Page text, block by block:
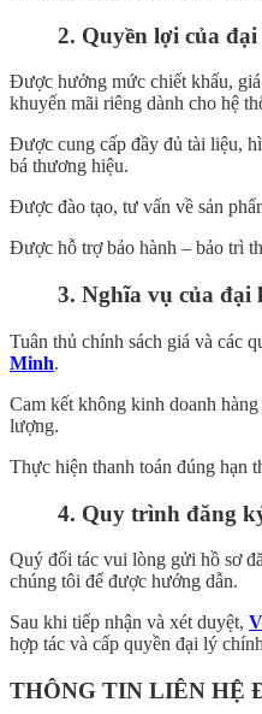
2. Quyền lợi của
Được hưởng mức chiết khấu,
khuyến mãi riêng dành cho hệ
Được cung cấp đầy đủ tài liệu,
bá thương hiệu.
Được đào tạo, tư vấn về sản
Được hỗ trợ bảo hành – bảo trì
3. Nghĩa vụ của đại
Tuân thủ chính sách giá và các
Minh.
Cam kết không kinh doanh
lượng.
Thực hiện thanh toán đúng hạn
4. Quy trình đăng
Quý đối tác vui lòng gửi hồ sơ
chúng tôi để được hướng dẫn.
Sau khi tiếp nhận và xét duyệt,
hợp tác và cấp quyền đại lý
THÔNG TIN LIÊN HỆ